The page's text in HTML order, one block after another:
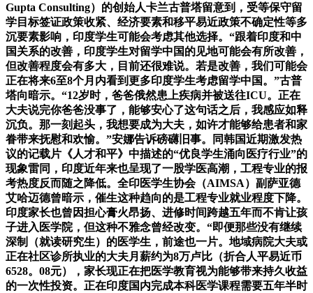
Gupta Consulting）的创始人卡兰古普塔留意到，受等保守留
学目标签证政策收紧、经济要素和移平易近政策不确定性等多
沉要素影响，印度学生可能会考虑其他选择。“跟着印度和中
国关系的改善，印度学生对留学中国的见地可能会有所改善，
但改善程度会有多大，目前还很难说。若是改善，我们可能会
正在将来6至8个月内看到更多印度学生考虑留学中国。”古普
塔向暗示。“12岁时，爸爸俄然患上疾病并被送往ICU。正在
大夫说完你爸爸没事了，能够安心了这句话之后，我感应如释
沉负。那一刻起头，我想要成为大夫，如许才能够给患者和家
眷带来抚慰和欢愉。”安娜告诉磅礴旧事。同韩国近期激发热
议的记载片《人才和平》中描述的“优良学生涌向医疗行业”的
现象雷同，印度近年来也呈现了一股学医高潮，工程专业的报
考热度反而随之降低。全印医学生协会（AIMSA）副萨亚德
艾哈迈德曾暗示，催生这种趋向的是工程专业就业程度下降。
印度家长也曾因担心膏火昂扬、进修时间跨越五年而不肯让孩
子进入医学院，但这种不雅念曾经改变。“即便那些没有继续
深制（就读研究生）的医学生，前途也一片。地域病院大夫或
正在社区诊所执业的大夫月薪约为8万卢比（折合人平易近币
6528。08元），家长现正在把医学教育视为能够带来持久收益
的一次性投资。正在印度国内完成本科医学课程需要五年半时